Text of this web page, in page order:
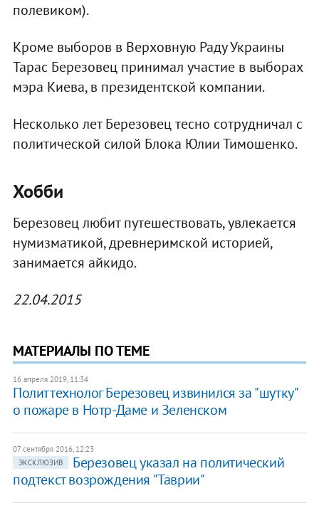
полевиком).
Кроме выборов в Верховную Раду Украины
Тарас Березовец принимал участие в выборах
мэра Киева, в президентской компании.
Несколько лет Березовец тесно сотрудничал с
политической силой Блока Юлии Тимошенко.
Хобби
Березовец любит путешествовать, увлекается
нумизматикой, древнеримской историей,
занимается айкидо.
22.04.2015
МАТЕРИАЛЫ ПО ТЕМЕ
16 апреля 2019, 11:34
​Политтехнолог Березовец извинился за "шутку"
о пожаре в Нотр-Даме и Зеленском
07 сентября 2016, 12:23
ЭКСКЛЮЗИВ
Березовец указал на политический
подтекст возрождения "Таврии"